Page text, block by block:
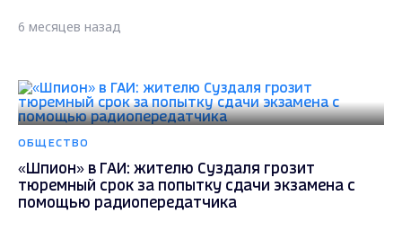
6 месяцев назад
ОБЩЕСТВО
«Шпион» в ГАИ: жителю Суздаля грозит
тюремный срок за попытку сдачи экзамена с
помощью радиопередатчика